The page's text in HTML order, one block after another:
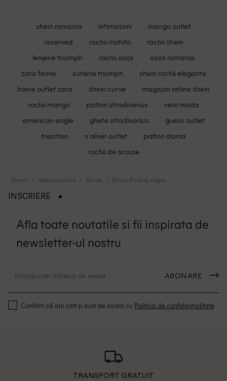
shein romania intimissimi
mango outlet
reserved
rochii mohito
rochii shein
lenjerie triumph
rochii asos
asos romania
zara femei
sutiene triumph
shein rochii elegante
haine outlet zara
shein curve
magazin online shein
rochii mango
palton stradivarius
vero moda
american eagle
ghete stradivarius
guess outlet
triaction
s oliver outlet
palton dama
rochii de ocazie
Femei Imbracaminte Bluze Bluza Pimkie, negru
INSCRIERE
Afla toate noutatile si fii inspirata de
newsletter-ul nostru
ABONARE
Confirm că am citit și sunt de acord cu Politica de confidentialitate
TRANSPORT GRATUIT